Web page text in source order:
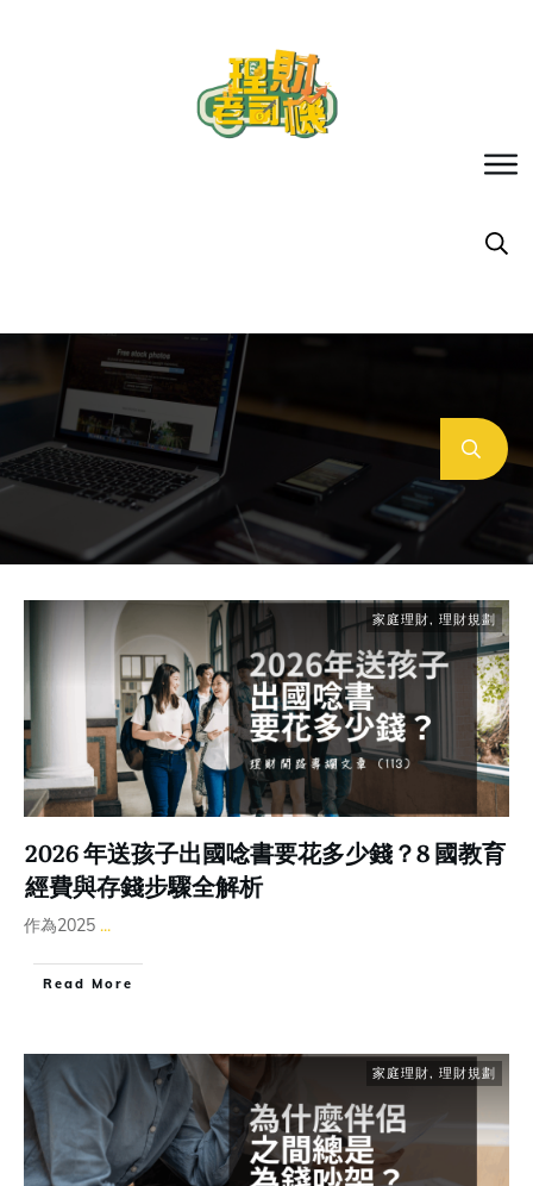
家庭理財, 理財規劃
2026 年送孩子出國唸書要花多少錢？8 國教育
經費與存錢步驟全解析
作為2025 ...
Read More
家庭理財, 理財規劃